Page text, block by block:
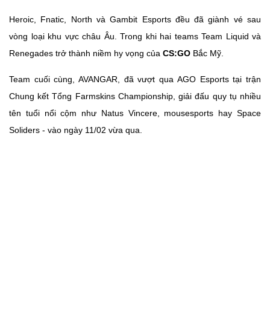
Heroic, Fnatic, North và Gambit Esports đều đã giành vé sau
vòng loại khu vực châu Âu. Trong khi hai teams Team Liquid và
Renegades trở thành niềm hy vọng của CS:GO Bắc Mỹ.
Team cuối cùng, AVANGAR, đã vượt qua AGO Esports tại trận
Chung kết Tổng Farmskins Championship, giải đấu quy tụ nhiều
tên tuổi nổi cộm như Natus Vincere, mousesports hay Space
Soliders - vào ngày 11/02 vừa qua.